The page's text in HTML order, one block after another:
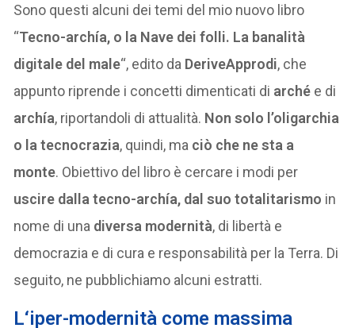
Sono questi alcuni dei temi del mio nuovo libro
“Tecno-archía, o la Nave dei folli. La banalità
digitale del male“, edito da DeriveApprodi, che
appunto riprende i concetti dimenticati di arché e di
archía, riportandoli di attualità. Non solo l’oligarchia
o la tecnocrazia, quindi, ma ciò che ne sta a
monte. Obiettivo del libro è cercare i modi per
uscire dalla tecno-archía, dal suo totalitarismo in
nome di una diversa modernità, di libertà e
democrazia e di cura e responsabilità per la Terra. Di
seguito, ne pubblichiamo alcuni estratti.
L‘iper-modernità come massima